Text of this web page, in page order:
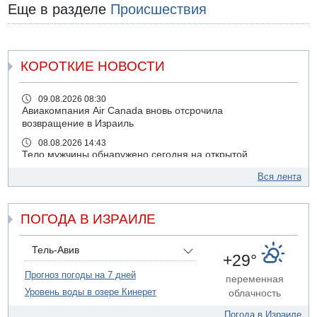
Еще в разделе Происшествия
КОРОТКИЕ НОВОСТИ
09.08.2026 08:30
Авиакомпания Air Canada вновь отсрочила
возвращение в Израиль
08.08.2026 14:43
Тело мужчины обнаружено сегодня на открытой
08.08.2026 11:02
07.08.2026 20:41
Ynet: "Хизбалла" запустила БПЛА со взрывчаткой по
силам ЦАХАЛ
Вся лента
ПОГОДА В ИЗРАИЛЕ
Тель-Авив
Прогноз погоды на 7 дней
Уровень воды в озере Кинерет
+29°
переменная
облачность
Погода в Израиле